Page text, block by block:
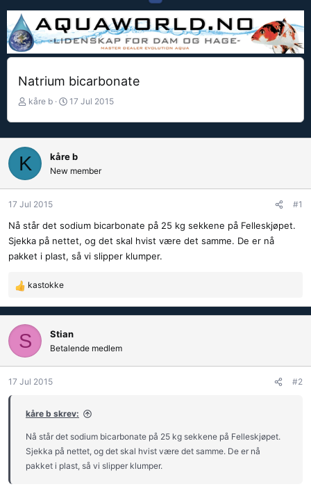
Natrium bicarbonate
T
d
t
a
t
kåre b
S
r
t
d
17 Jul 2015
K kåre b
New member
17 Jul 2015 #1
Nå står det sodium bicarbonate på 25 kg sekkene på Felleskjøpet.
Sjekka på nettet, og det skal hvist være det samme. De er nå
pakket i plast, så vi slipper klumper.
R
e
a
k
j
o
n
kastokke
S Stian
Betalende medlem
17 Jul 2015 #2
kåre b skrev:
Nå står det sodium bicarbonate på 25 kg sekkene på Felleskjøpet.
Sjekka på nettet, og det skal hvist være det samme. De er nå
pakket i plast, så vi slipper klumper.